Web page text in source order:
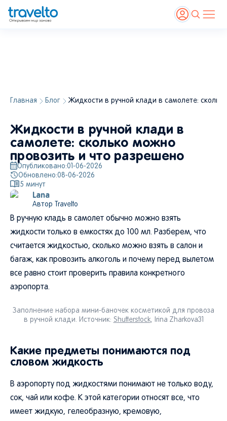
Главная Блог Жидкости в ручной клади в самолете:
Жидкости в ручной клади в
самолете: сколько можно
провозить и что разрешено
Опубликовано:01-06-2026
Обновлено:08-06-2026
5 минут
Lana
Автор Travelto
В ручную кладь в самолет обычно можно взять
жидкости только в емкостях до 100 мл. Разберем, что
считается жидкостью, сколько можно взять в салон и
багаж, как провозить алкоголь и почему перед вылетом
все равно стоит проверить правила конкретного
аэропорта.
Заполнение набора мини-баночек косметикой для провоза
в ручной клади. Источник: Shutterstock, Irina Zharkova31
Какие предметы понимаются под
словом жидкость
В аэропорту под жидкостями понимают не только воду,
сок, чай или кофе. К этой категории относят все, что
имеет жидкую, гелеобразную, кремовую,